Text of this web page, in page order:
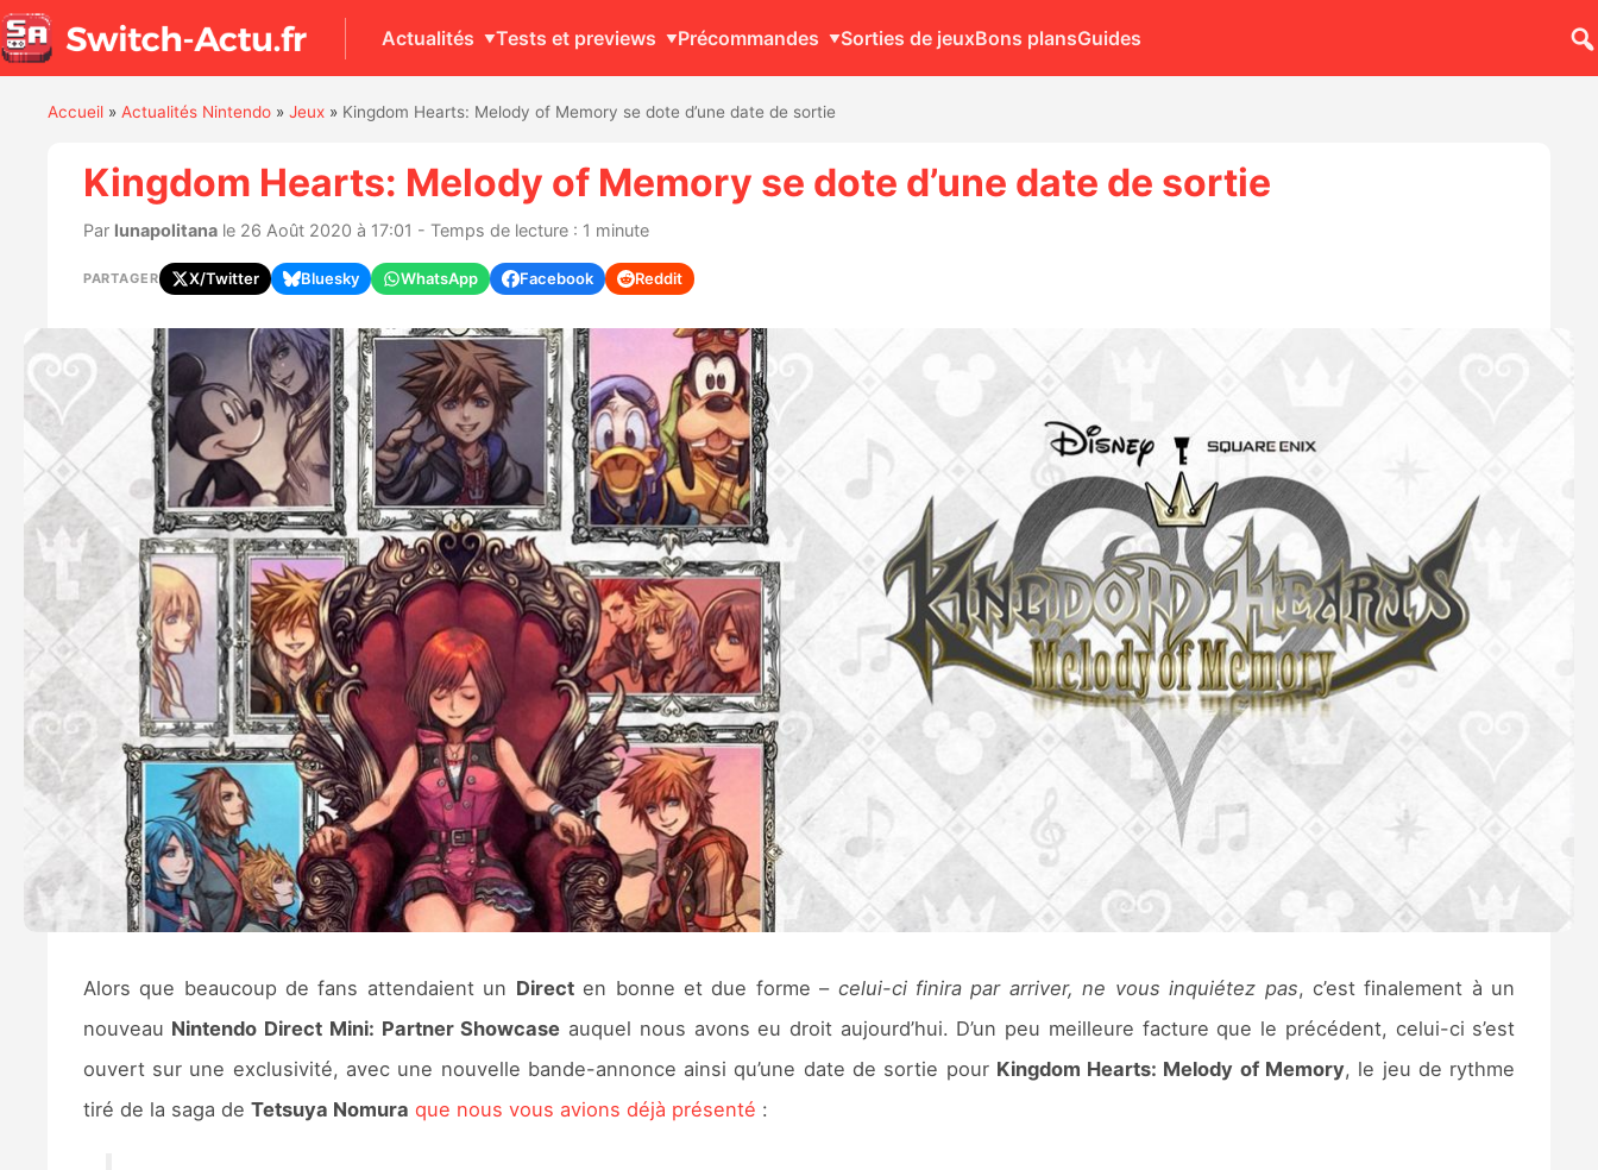
Actualités Tests et previews Précommandes Sorties de jeuxBons plansGuides
Accueil» Actualités Nintendo» Jeux» Kingdom Hearts: Melody of Memory se dote d’une date de sortie
Kingdom Hearts: Melody of Memory se dote d’une date de sortie
Par lunapolitanale 26 Août 2020 à 17:01 - Temps de lecture : 1 minute
PARTAGER X/Twitter Bluesky WhatsApp Facebook Reddit
Alors que beaucoup de fans attendaient un Directen bonne et due forme – celui-ci finira par arriver, ne vous inquiétez pas, c’est finalement à un
nouveau Nintendo Direct Mini: Partner Showcase auquel nous avons eu droit aujourd’hui. D’un peu meilleure facture que le précédent, celui-ci s’est
ouvert sur une exclusivité, avec une nouvelle bande-annonce ainsi qu’une date de sortie pour Kingdom Hearts: Melody of Memory, le jeu de rythme
tiré de la saga de Tetsuya Nomura que nous vous avions déjà présenté :